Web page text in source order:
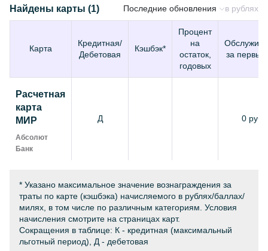
Найдены карты (1) Последние обновления в рублях
Карта
Кредитная/
Дебетовая
Кэшбэк*
Процент
на
остаток,
годовых
за первый
Расчетная
карта
МИР
Абсолют
Банк
Д 0 руб.
* Указано максимальное значение вознаграждения за
траты по карте (кэшбэка) начисляемого в рублях/баллах/
милях, в том числе по различным категориям. Условия
начисления смотрите на страницах карт.
Сокращения в таблице: К - кредитная (максимальный
льготный период), Д - дебетовая